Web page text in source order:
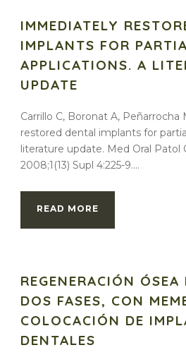
IMMEDIATELY
IMPLANTS FOR
APPLICATIONS. A
UPDATE
Carrillo C, Boronat A,
restored dental implants for
literature update. Med Oral Patol
2008;1(13) Supl 4:225-9....
READ MORE
REGENERACIÓN
DOS FASES, CON
COLOCACIÓN DE
DENTALES